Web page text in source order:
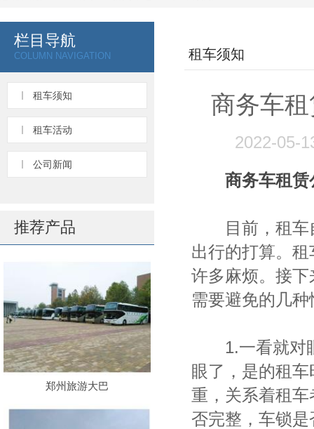
栏目导航
COLUMN NAVIGATION
租车须知
租车活动
公司新闻
推荐产品
郑州旅游大巴
租车须知
商务车
2022-
商务车租赁
目前，租车自
出行的打算。
许多麻烦。接
需要避免的几种
1.一看就对眼
眼了，是的租
重，关系着租
否完整，车锁